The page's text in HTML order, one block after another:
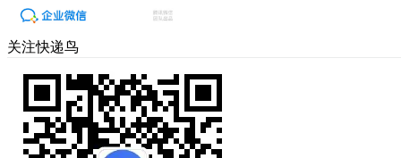
关注快递鸟